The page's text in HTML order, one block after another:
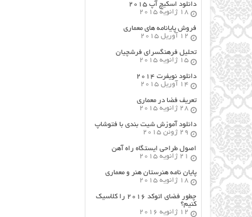
دانلود اسکیچ آپ ۲۰۱۵
18 ژانویه 2015
فروش پایانامه های معماری
12 آوریل 2015
تحلیل فرهنگسرای فرشچیان
15 ژانویه 2015
دانلود نویفرت ۲۰۱۴
14 آوریل 2015
تعریف فضا در معماری
28 ژانویه 2015
دانلود آموزش شیت بندی با فتوشاپ
29 ژوئن 2015
اصول طراحي ایستگاه راه آهن
21 ژانویه 2015
پایان نامه هنرستان هنر و معماري
18 ژانویه 2015
چطور فضای اتوکد ۲۰۱۶ را کلاسیک
کنیم؟
12 ژانویه 2016